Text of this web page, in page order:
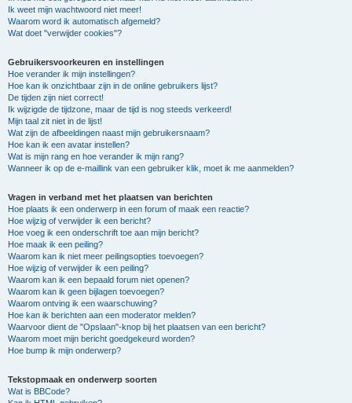
Ik weet mijn wachtwoord niet meer!
Waarom word ik automatisch afgemeld?
Wat doet "verwijder cookies"?
Gebruikersvoorkeuren en instellingen
Hoe verander ik mijn instellingen?
Hoe kan ik onzichtbaar zijn in de online gebruikers lijst?
De tijden zijn niet correct!
Ik wijzigde de tijdzone, maar de tijd is nog steeds verkeerd!
Mijn taal zit niet in de lijst!
Wat zijn de afbeeldingen naast mijn gebruikersnaam?
Hoe kan ik een avatar instellen?
Wat is mijn rang en hoe verander ik mijn rang?
Wanneer ik op de e-maillink van een gebruiker klik, moet ik me aanmelden?
Vragen in verband met het plaatsen van berichten
Hoe plaats ik een onderwerp in een forum of maak een reactie?
Hoe wijzig of verwijder ik een bericht?
Hoe voeg ik een onderschrift toe aan mijn bericht?
Hoe maak ik een peiling?
Waarom kan ik niet meer peilingsopties toevoegen?
Hoe wijzig of verwijder ik een peiling?
Waarom kan ik een bepaald forum niet openen?
Waarom kan ik geen bijlagen toevoegen?
Waarom ontving ik een waarschuwing?
Hoe kan ik berichten aan een moderator melden?
Waarvoor dient de "Opslaan"-knop bij het plaatsen van een bericht?
Waarom moet mijn bericht goedgekeurd worden?
Hoe bump ik mijn onderwerp?
Tekstopmaak en onderwerp soorten
Wat is BBCode?